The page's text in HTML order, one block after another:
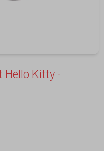
Hello Kitty -